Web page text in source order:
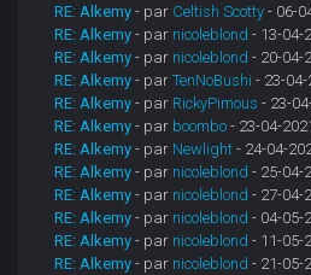
RE: Alkemy - par Celtish Scotty - 06-
RE: Alkemy - par nicoleblond - 13-04-
RE: Alkemy - par nicoleblond - 20-04-
RE: Alkemy - parTenNoBushi - 23-
RE: Alkemy - par RickyPimous - 23-
RE: Alkemy - par boombo - 23-04-
RE: Alkemy - par Newlight - 24-04-
RE: Alkemy - par nicoleblond - 25-04-
RE: Alkemy - par nicoleblond - 27-04-
RE: Alkemy - par nicoleblond - 04-05-
RE: Alkemy - par nicoleblond - 11-05-
RE: Alkemy - par nicoleblond - 21-05-